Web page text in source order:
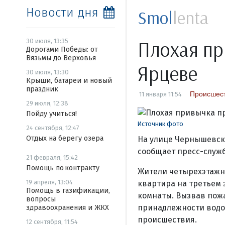
Новости дня
30 июля, 13:35
Дорогами Победы: от
Вязьмы до Верховья
30 июля, 13:30
Крыши, батареи и новый
праздник
29 июля, 12:38
Пойду учиться!
24 сентября, 12:47
Отдых на берегу озера
21 февраля, 15:42
Помощь по контракту
19 апреля, 13:04
Помощь в газификации,
вопросы
здравоохранения и ЖКХ
12 сентября, 11:54
Smollenta
Плохая
Ярцеве
11 января 11:54
Источник фото
На улице
сообщает пресс-
Жители
квартира на
комнаты. Вызвав
принадлежности
происшествия.